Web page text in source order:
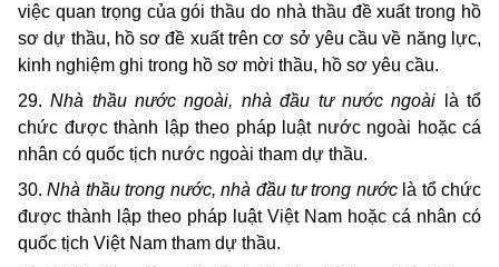
việc quan trọng của gói thầu do nhà thầu đề xuất trong hồ
sơ dự thầu, hồ sơ đề xuất trên cơ sở yêu cầu về năng lực,
kinh nghiệm ghi trong hồ sơ mời thầu, hồ sơ yêu cầu.
29.Nhà thầu nước ngoài, nhà đầu tư nước ngoài là tổ
chức được thành lập theo pháp luật nước ngoài hoặc cá
nhân có quốc tịch nước ngoài tham dự thầu.
30.Nhà thầu trong nước, nhà đầu tư trong nướclà tổ chức
được thành lập theo pháp luật Việt Nam hoặc cá nhân có
quốc tịch Việt Nam tham dự thầu.